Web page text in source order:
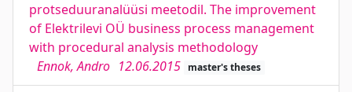
protseduuranalüüsi meetodil. The improvement
of Elektrilevi OÜ business process management
with procedural analysis methodology
Ennok, Andro 12.06.2015 master's theses